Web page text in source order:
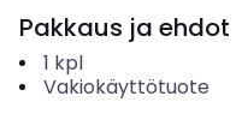
Pakkaus ja ehdot
1 kpl
Vakiokäyttötuote